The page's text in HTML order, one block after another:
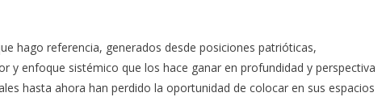
hago referencia, generados desde posiciones patrióticas,
y enfoque sistémico que los hace ganar en profundidad y perspectiva
hasta ahora han perdido la oportunidad de colocar en sus espacios